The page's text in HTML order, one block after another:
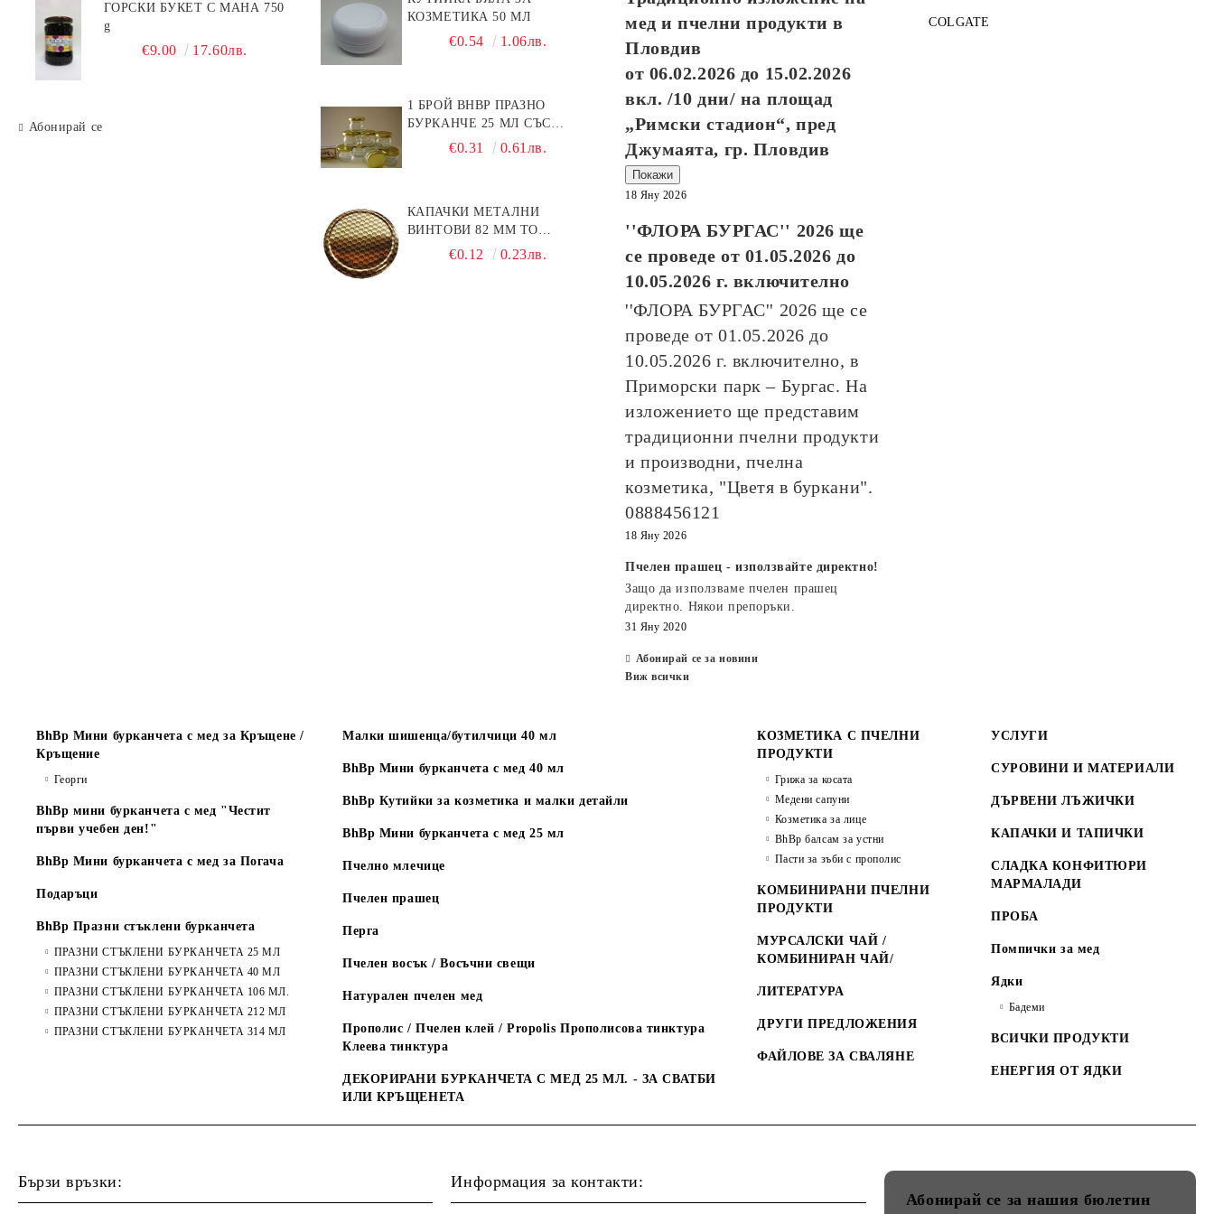
ГОРСКИ БУКЕТ С МАНА 750
g
€9.00 17.60лв.
Абонирай се
КОЗМЕТИКА 50 МЛ
€0.54 1.06лв.
1 БРОЙ BHBP ПРАЗНО
БУРКАНЧЕ 25 МЛ СЪС
ЗЛАТИСТА КАПАЧКА
€0.31 0.61лв.
КАПАЧКИ МЕТАЛНИ
ВИНТОВИ 82 ММ ТО
ПЧЕЛНА ПИТА
€0.12 0.23лв.
мед и пчелни продукти в
Пловдив
от 06.02.2026 до 15.02.2026
вкл. /10 дни/ на площад
„Римски стадион“, пред
Джумаята, гр. Пловдив
Покажи
18 Яну 2026
''ФЛОРА БУРГАС'' 2026ще
се проведе от 01.05.2026 до
10.05.2026 г. включително
''ФЛОРА БУРГАС'' 2026ще се
проведе от01.05.2026 до
10.05.2026 г. включително, в
Приморски парк – Бургас. На
изложението ще представим
традиционни пчелни продукти
и производни, пчелна
козметика, "Цветя в буркани".
0888456121
18 Яну 2026
Пчелен прашец - използвайте директно!
Защо да използваме пчелен прашец
директно. Някои препоръки.
31 Яну 2020
Абонирай се за новини
Виж всички
COLGATE
BhBp Мини бурканчета с мед за Кръщене /
Кръщение
Георги
BhBp мини бурканчета с мед "Честит
първи учебен ден!"
BhBp Мини бурканчета с мед за Погача
Подаръци
BhBp Празни стъклени бурканчета
ПРАЗНИ СТЪКЛЕНИ БУРКАНЧЕТА 25 МЛ
ПРАЗНИ СТЪКЛЕНИ БУРКАНЧЕТА 40 МЛ
ПРАЗНИ СТЪКЛЕНИ БУРКАНЧЕТА 106 МЛ.
ПРАЗНИ СТЪКЛЕНИ БУРКАНЧЕТА 212 МЛ
ПРАЗНИ СТЪКЛЕНИ БУРКАНЧЕТА 314 МЛ
Малки шишенца/бутилчици 40 мл
BhBp Мини бурканчета с мед 40 мл
BhBp Кутийки за козметика и малки детайли
BhBp Мини бурканчета с мед 25 мл
Пчелно млечице
Пчелен прашец
Перга
Пчелен восък / Восъчни свещи
Натурален пчелен мед
Прополис / Пчелен клей / Propolis Прополисова тинктура
Клеева тинктура
ДЕКОРИРАНИ БУРКАНЧЕТА С МЕД 25 МЛ. - ЗА СВАТБИ
ИЛИ КРЪЩЕНЕТА
КОЗМЕТИКА С ПЧЕЛНИ
ПРОДУКТИ
Грижа за косата
Медени сапуни
Козметика за лице
BhBp балсам за устни
Пасти за зъби с прополис
КОМБИНИРАНИ ПЧЕЛНИ
ПРОДУКТИ
МУРСАЛСКИ ЧАЙ /
КОМБИНИРАН ЧАЙ/
ЛИТЕРАТУРА
ДРУГИ ПРЕДЛОЖЕНИЯ
ФАЙЛОВЕ ЗА СВАЛЯНЕ
УСЛУГИ
СУРОВИНИ И МАТЕРИАЛИ
ДЪРВЕНИ ЛЪЖИЧКИ
КАПАЧКИ И ТАПИЧКИ
СЛАДКА КОНФИТЮРИ
МАРМАЛАДИ
ПРОБА
Помпички за мед
Ядки
Бадеми
ВСИЧКИ ПРОДУКТИ
ЕНЕРГИЯ ОТ ЯДКИ
Бързи връзки:
Информация за контакти:
Абонирай се за нашия бюлетин